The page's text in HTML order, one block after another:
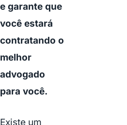
e garante que
você estará
contratando o
melhor
advogado
para você.
Existe um